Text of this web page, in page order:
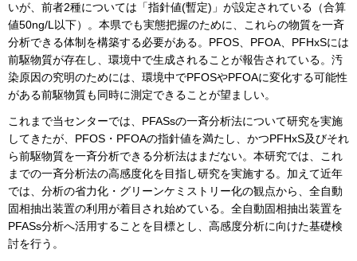
いが、前者2種については「指針値(暫定)」が設定されている（合算
値50ng/L以下）。本県でも実態把握のために、これらの物質を一斉
分析できる体制を構築する必要がある。PFOS、PFOA、PFHxSには
前駆物質が存在し、環境中で生成されることが報告されている。汚
染原因の究明のためには、環境中でPFOSやPFOAに変化する可能性
がある前駆物質も同時に測定できることが望ましい。
これまで当センターでは、PFASsの一斉分析法について研究を実施
してきたが、PFOS・PFOAの指針値を満たし、かつPFHxS及びそれ
ら前駆物質を一斉分析できる分析法はまだない。本研究では、これ
までの一斉分析法の高感度化を目指し研究を実施する。加えて近年
では、分析の省力化・グリーンケミストリー化の観点から、全自動
固相抽出装置の利用が着目され始めている。全自動固相抽出装置を
PFASs分析へ活用することを目標とし、高感度分析に向けた基礎検
討を行う。